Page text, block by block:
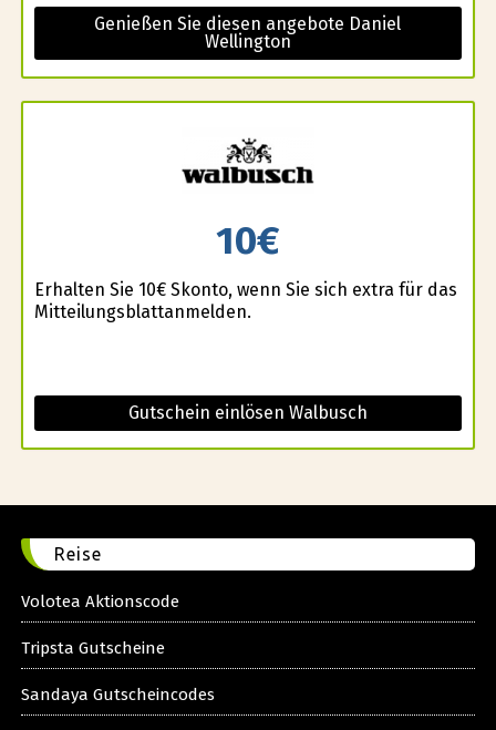
Genießen Sie diesen angebote Daniel
Wellington
10€
Erhalten Sie 10€ Skonto, wenn Sie sich extra für das
Mitteilungsblattanmelden.
Gutschein einlösen Walbusch
Reise
Volotea Aktionscode
Tripsta Gutscheine
Sandaya Gutscheincodes